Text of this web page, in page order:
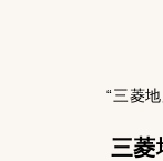
“三菱
三菱